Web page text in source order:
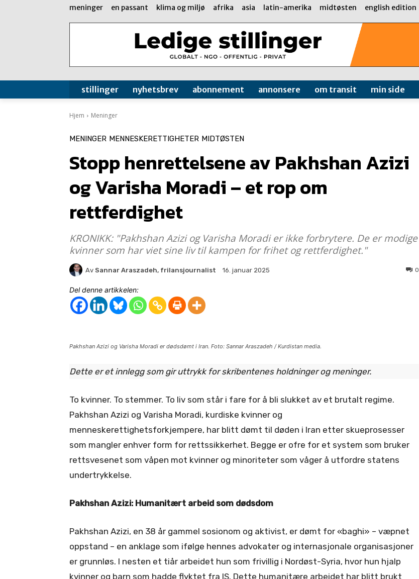
meninger en passant klima og miljø afrika asia latin-amerika midtøsten english edition
stillinger nyhetsbrev abonnement annonsere om transit min side
Hjem Meninger
MENINGER MENNESKERETTIGHETER MIDTØSTEN
Stopp henrettelsene av Pakhshan Azizi
og Varisha Moradi – et rop om
rettferdighet
KRONIKK: "Pakhshan Azizi og Varisha Moradi er ikke forbrytere. De er modige
kvinner som har viet sine liv til kampen for frihet og rettferdighet."
Av Sannar Araszadeh, frilansjournalist 16. januar 2025 0
Del denne artikkelen:
Pakhshan Azizi og Varisha Moradi er dødsdømt i Iran. Foto: Sannar Araszadeh / Kurdistan media.
Dette er et innlegg som gir uttrykk for skribentenes holdninger og meninger.
To kvinner. To stemmer. To liv som står i fare for å bli slukket av et brutalt regime.
Pakhshan Azizi og Varisha Moradi, kurdiske kvinner og
menneskerettighetsforkjempere, har blitt dømt til døden i Iran etter skueprosesser
som mangler enhver form for rettssikkerhet. Begge er ofre for et system som bruker
rettsvesenet som våpen mot kvinner og minoriteter som våger å utfordre statens
undertrykkelse.
Pakhshan Azizi: Humanitært arbeid som dødsdom
Pakhshan Azizi, en 38 år gammel sosionom og aktivist, er dømt for «baghi» – væpnet
oppstand – en anklage som ifølge hennes advokater og internasjonale organisasjoner
er grunnløs. I nesten et tiår arbeidet hun som frivillig i Nordøst-Syria, hvor hun hjalp
kvinner og barn som hadde flyktet fra IS. Dette humanitære arbeidet har blitt brukt